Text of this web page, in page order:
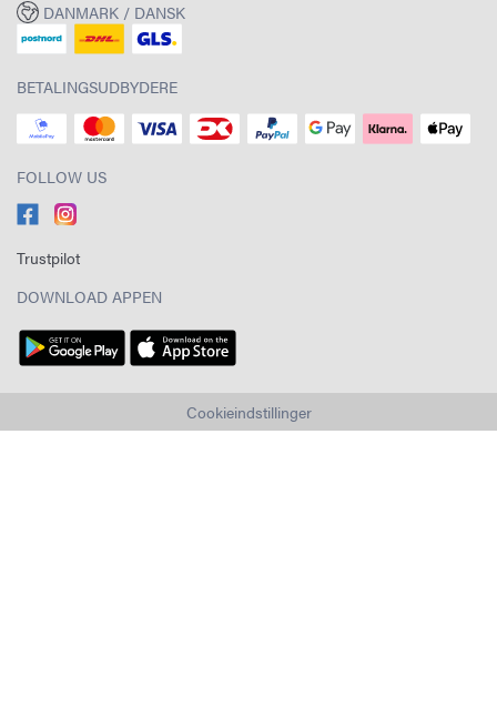
DANMARK / DANSK
BETALINGSUDBYDERE
FOLLOW US
Trustpilot
DOWNLOAD APPEN
Cookieindstillinger